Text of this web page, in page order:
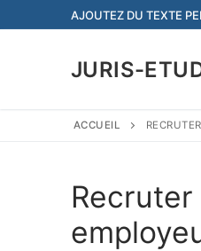
au
AJOUTEZ DU TEXTE
JURIS-
ACCUEIL